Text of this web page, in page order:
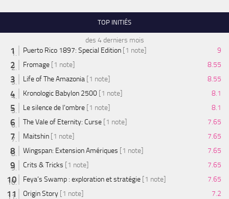
TOP INITIÉS
des 4 derniers mois
Puerto Rico 1897: Special Edition [1 note]
9
Fromage [1 note]
8.55
Life of The Amazonia [1 note]
8.55
Kronologic Babylon 2500 [1 note]
8.1
Le silence de l'ombre [1 note]
8.1
The Vale of Eternity: Curse [1 note]
7.65
Maitshin [1 note]
7.65
Wingspan: Extension Amériques [1 note]
7.65
Crits & Tricks [1 note]
7.65
Feya’s Swamp : exploration et stratégie [1 note]
7.65
Origin Story [1 note]
7.2